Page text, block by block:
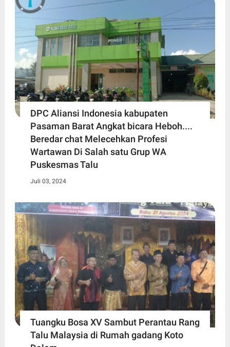
DPC Aliansi Indonesia kabupaten
Pasaman Barat Angkat bicara Heboh....
Beredar chat Melecehkan Profesi
Wartawan Di Salah satu Grup WA
Puskesmas Talu
Juli 03, 2024
Tuangku Bosa XV Sambut Perantau Rang
Talu Malaysia di Rumah gadang Koto